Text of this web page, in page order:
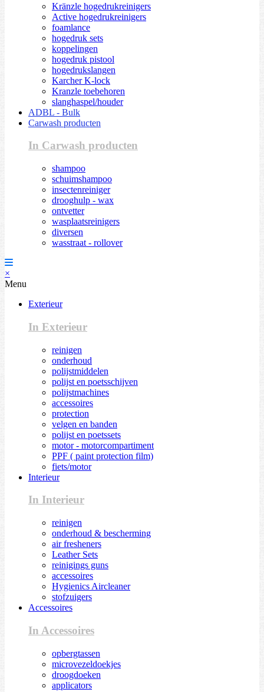
Kränzle hogedrukreinigers
Active hogedrukreinigers
foamlance
hogedruk sets
koppelingen
hogedruk pistool
hogedrukslangen
Karcher K-lock
Kranzle toebehoren
slanghaspel/houder
ADBL - Bulk
Carwash producten
In Carwash producten
shampoo
schuimshampoo
insectenreiniger
drooghulp - wax
ontvetter
wasplaatsreinigers
diversen
wasstraat - rollover
×
Menu
Exterieur
In Exterieur
reinigen
onderhoud
polijstmiddelen
polijst en poetsschijven
polijstmachines
accessoires
protection
velgen en banden
polijst en poetssets
motor - motorcompartiment
PPF ( paint protection film)
fiets/motor
Interieur
In Interieur
reinigen
onderhoud & bescherming
air fresheners
Leather Sets
reinigings guns
accessoires
Hygienics Aircleaner
stofzuigers
Accessoires
In Accessoires
opbergtassen
microvezeldoekjes
droogdoeken
applicators